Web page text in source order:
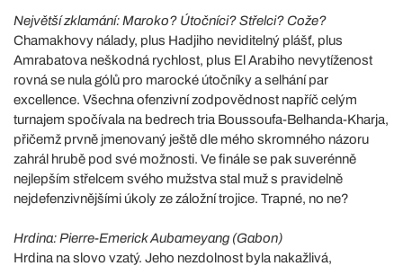
Největší zklamání: Maroko? Útočníci? Střelci? Cože?
Chamakhovy nálady, plus Hadjiho neviditelný plášť, plus
Amrabatova neškodná rychlost, plus El Arabiho nevytíženost
rovná se nula gólů pro marocké útočníky a selhání par
excellence. Všechna ofenzivní zodpovědnost napříč celým
turnajem spočívala na bedrech tria Boussoufa-Belhanda-Kharja,
přičemž prvně jmenovaný ještě dle mého skromného názoru
zahrál hrubě pod své možnosti. Ve finále se pak suverénně
nejlepším střelcem svého mužstva stal muž s pravidelně
nejdefenzivnějšími úkoly ze záložní trojice. Trapné, no ne?
Hrdina: Pierre-Emerick Aubameyang (Gabon)
Hrdina na slovo vzatý. Jeho nezdolnost byla nakažlivá,